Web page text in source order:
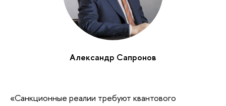
Александр Сапронов
«Санкционные реалии требуют квантового